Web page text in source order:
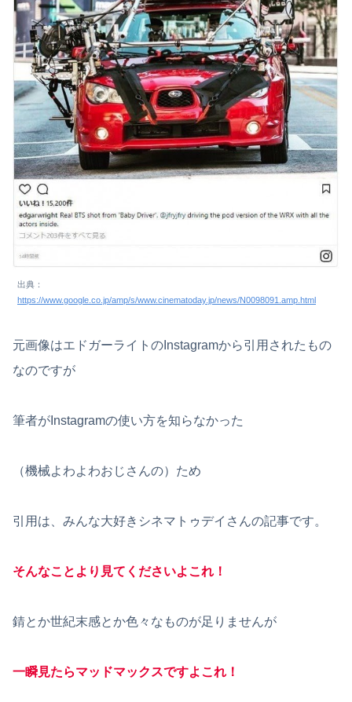
出典：
https://www.google.co.jp/amp/s/www.cinematoday.jp/news/N0098091.amp.html
元画像はエドガーライトのInstagramから引用されたもの
なのですが
筆者がInstagramの使い方を知らなかった
（機械よわよわおじさんの）ため
引用は、みんな大好きシネマトゥデイさんの記事です。
そんなことより見てくださいよこれ！
錆とか世紀末感とか色々なものが足りませんが
一瞬見たらマッドマックスですよこれ！